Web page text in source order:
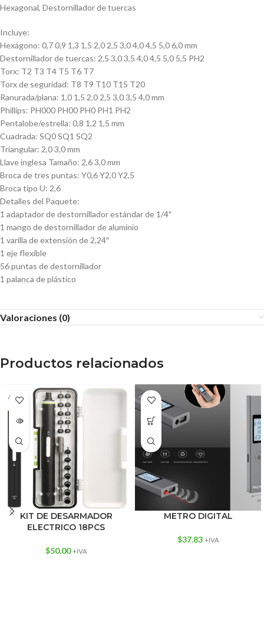
Hexagonal, Destornillador de tuercas
Incluye:
Hexágono: 0,7 0,9 1,3 1,5 2,0 2,5 3,0 4,0 4,5 5,0 6,0 mm
Destornillador de tuercas: 2,5 3,0 3,5 4,0 4,5 5,0 5,5 PH2
Torx: T2 T3 T4 T5 T6 T7
Torx de seguridad: T8 T9 T10 T15 T20
Ranurada/plana: 1,0 1,5 2,0 2,5 3,0 3,5 4,0 mm
Phillips: PH000 PH00 PH0 PH1 PH2
Pentalobe/estrella: 0,8 1,2 1,5 mm
Cuadrada: SQ0 SQ1 SQ2
Triangular: 2,0 3,0 mm
Llave inglesa Tamaño: 2,6 3,0 mm
Broca de tres puntas: Y0,6 Y2,0 Y2,5
Broca tipo U: 2,6
Detalles del Paquete:
1 adaptador de destornillador estándar de 1/4″
1 mango de destornillador de aluminio
1 varilla de extensión de 2,24″
1 eje flexible
56 puntas de destornillador
1 palanca de plástico
Valoraciones (0)
Productos relacionados
AGOT
ADO
KIT DE DESARMADOR
ELECTRICO 18PCS
$50.00 +IVA
METRO DIGITAL
$37.83 +IVA